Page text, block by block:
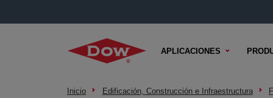
APLICACIONES
Inicio Edificación, Construcción e Infraestructura